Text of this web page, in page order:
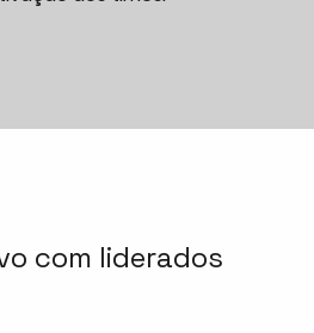
com liderados